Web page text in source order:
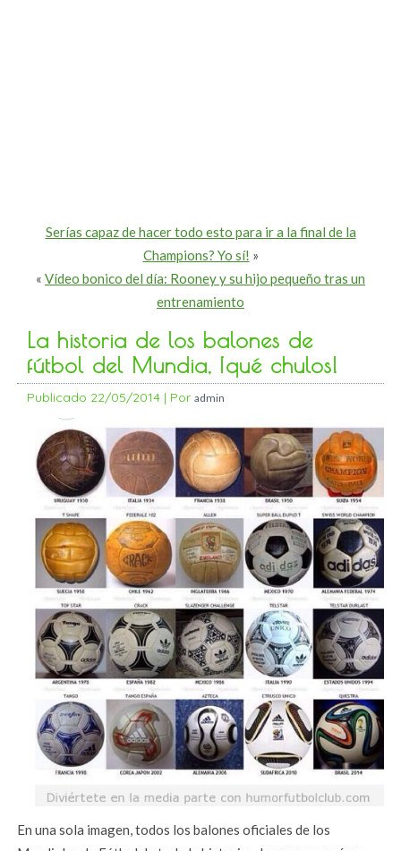
Serías capaz de hacer todo esto para ir a la final de la
Champions? Yo sí! »
« Vídeo bonico del día: Rooney y su hijo pequeño tras un
entrenamiento
La historia de los balones de
fútbol del Mundia, ¡qué chulos!
Publicado 22/05/2014 | Por admin
En una sola imagen, todos los balones oficiales de los